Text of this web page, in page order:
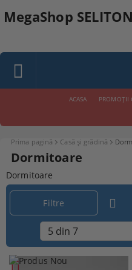
MegaShop
ACASA PROMOŢII
Prima pagină Casă și grădină
Dormitoare
Dormitoare
Filtre